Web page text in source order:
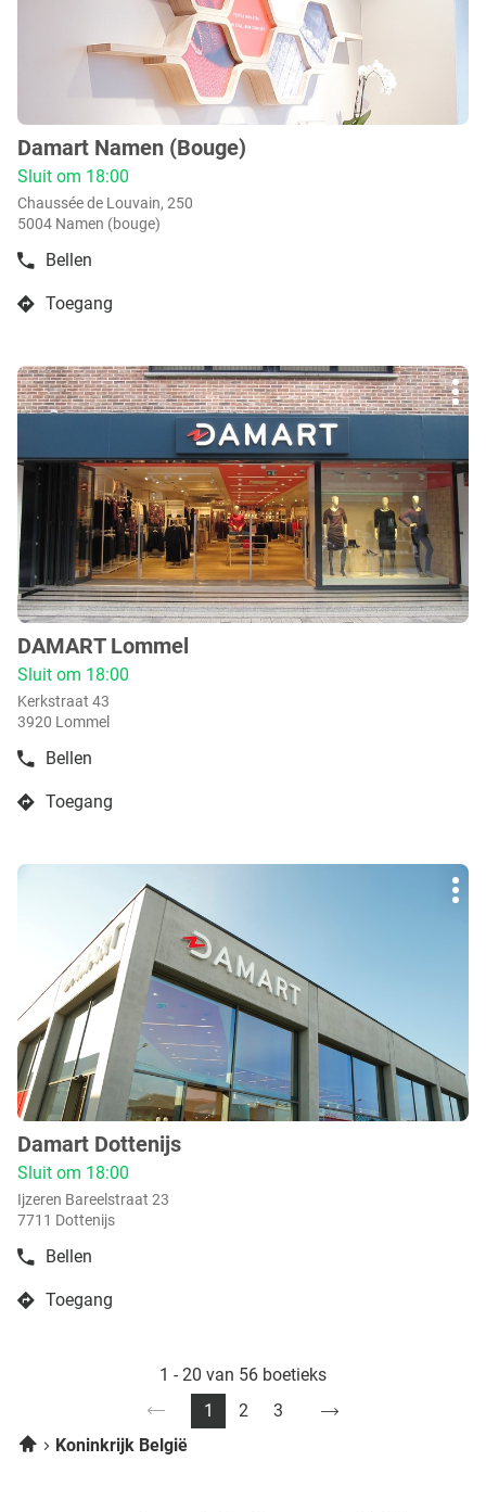
boetiek
:
Damart Namen (Bouge)
Sluit om 18:00
Chaussée de Louvain, 250
5004 Namen (bouge)
Bellen
de
DamartToegang
naar
Damart
Namen
(Bouge)
Druk
op
toets
voor
meer
info
boetiek
:
DAMART Lommel
Sluit om 18:00
Kerkstraat 43
3920 Lommel
Bellen
de
DAMART
Toegang
naar
DAMART
Druk
voor
meer
info
boetiek
:
Damart Dottenijs
Sluit om 18:00
Ijzeren Bareelstraat 23
7711 Dottenijs
Bellen
de
DamartToegang
naar
1 - 20 van 56 boetieks
pagina
1Huidige
Ga
2
Ga
3
naar
HomeKoninkrijk België